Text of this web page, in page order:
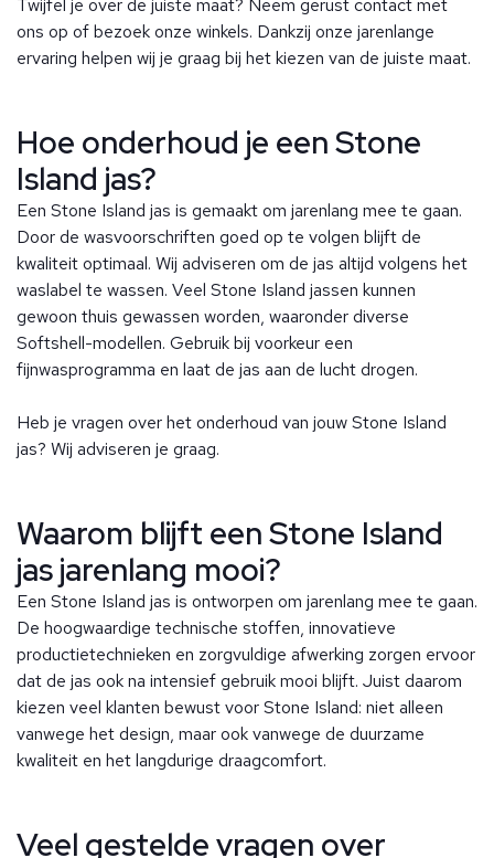
Twijfel je over de juiste maat? Neem gerust contact met
ons op of bezoek onze winkels. Dankzij onze jarenlange
ervaring helpen wij je graag bij het kiezen van de juiste maat.
Hoe onderhoud je een Stone
Island jas?
Een Stone Island jas is gemaakt om jarenlang mee te gaan.
Door de wasvoorschriften goed op te volgen blijft de
kwaliteit optimaal. Wij adviseren om de jas altijd volgens het
waslabel te wassen. Veel Stone Island jassen kunnen
gewoon thuis gewassen worden, waaronder diverse
Softshell-modellen. Gebruik bij voorkeur een
fijnwasprogramma en laat de jas aan de lucht drogen.
Heb je vragen over het onderhoud van jouw Stone Island
jas? Wij adviseren je graag.
Waarom blijft een Stone Island
jas jarenlang mooi?
Een Stone Island jas is ontworpen om jarenlang mee te gaan.
De hoogwaardige technische stoffen, innovatieve
productietechnieken en zorgvuldige afwerking zorgen ervoor
dat de jas ook na intensief gebruik mooi blijft. Juist daarom
kiezen veel klanten bewust voor Stone Island: niet alleen
vanwege het design, maar ook vanwege de duurzame
kwaliteit en het langdurige draagcomfort.
Veel gestelde vragen over